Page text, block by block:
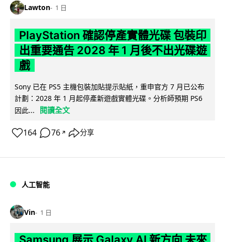
Lawton 1 日
PlayStation 確認停產實體光碟 包裝印
出重要通告 2028 年 1 月後不出光碟遊
戲
Sony 已在 PS5 主機包裝加貼提示貼紙，重申官方 7 月已公布
計劃：2028 年 1 月起停產新遊戲實體光碟。分析師預期 PS6
因此...
閱讀全文
164 76 ↗ 分享
人工智能
Vin 1 日